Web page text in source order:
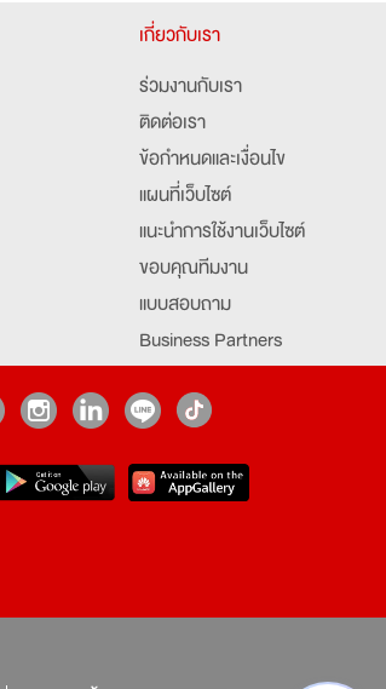
เกี่ยวกับเรา
ร่วมงานกับเรา
ติดต่อเรา
ข้อกำหนดและเงื่อนไข
แผนที่เว็บไซต์
แนะนำการใช้งานเว็บไซต์
ขอบคุณทีมงาน
แบบสอบถาม
Business Partners
Partner มหาวิทยาลัย
Job Index
job